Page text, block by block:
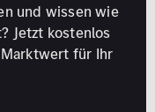
und wissen wie
Jetzt kostenlos
für Ihr